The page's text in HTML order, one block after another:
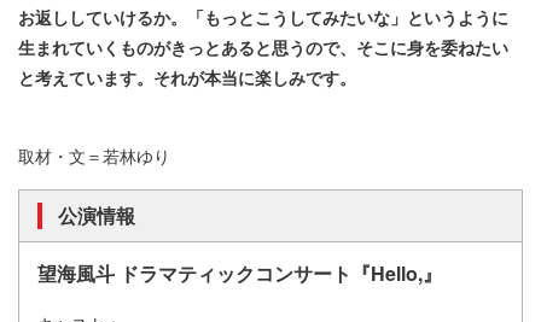
お返ししていけるか。「もっとこうしてみたいな」というように
生まれていくものがきっとあると思うので、そこに身を委ねたい
と考えています。それが本当に楽しみです。
取材・文＝若林ゆり
公演情報
望海風斗 ドラマティックコンサート『Hello,』